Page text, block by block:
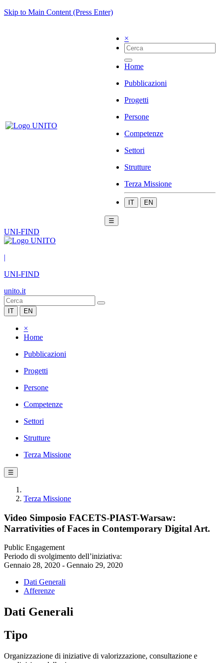
Skip to Main Content (Press Enter)
×
Home
Pubblicazioni
Progetti
Persone
Competenze
Settori
Strutture
Terza Missione
IT EN
☰
UNI-FIND
|
UNI-FIND
unito.it
IT EN
×
Home
Pubblicazioni
Progetti
Persone
Competenze
Settori
Strutture
Terza Missione
☰
Terza Missione
Video Simposio FACETS-PIAST-Warsaw:
Narrativities of Faces in Contemporary Digital Art.
Public Engagement
Periodo di svolgimento dell’iniziativa:
Gennaio 28, 2020 - Gennaio 29, 2020
Dati Generali
Afferenze
Dati Generali
Tipo
Organizzazione di iniziative di valorizzazione, consultazione e